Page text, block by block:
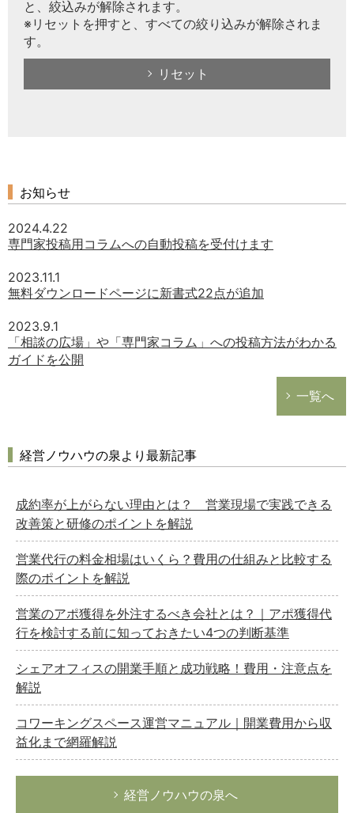
と、絞込みが解除されます。
※リセットを押すと、すべての絞り込みが解除されま
す。
リセット
お知らせ
2024.4.22
専門家投稿用コラムへの自動投稿を受付けます
2023.11.1
無料ダウンロードページに新書式22点が追加
2023.9.1
「相談の広場」や「専門家コラム」への投稿方法がわかる
ガイドを公開
一覧へ
経営ノウハウの泉より最新記事
成約率が上がらない理由とは？ 営業現場で実践できる
改善策と研修のポイントを解説
営業代行の料金相場はいくら？費用の仕組みと比較する
際のポイントを解説
営業のアポ獲得を外注するべき会社とは？｜アポ獲得代
行を検討する前に知っておきたい4つの判断基準
シェアオフィスの開業手順と成功戦略！費用・注意点を
解説
コワーキングスペース運営マニュアル｜開業費用から収
益化まで網羅解説
経営ノウハウの泉へ